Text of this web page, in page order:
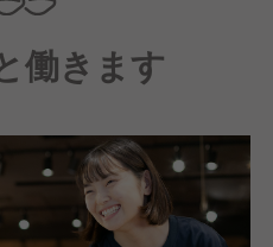
感じるつながりが生まれ
働きます